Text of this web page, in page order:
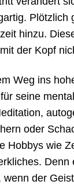
Plötzlich
hinzu.
der Kopf
Weg ins
seine
oder
Hobbys wie
Denn
wenn der